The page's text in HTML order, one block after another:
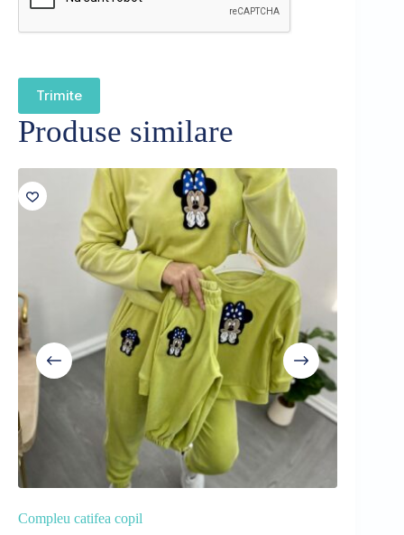
Trimite
Produse similare
Compleu catifea copil